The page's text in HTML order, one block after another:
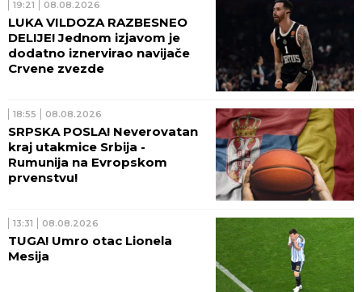
19:21 08.08.2026
LUKA VILDOZA RAZBESNEO
DELIJE! Jednom izjavom je
dodatno iznervirao navijače
Crvene zvezde
18:55 08.08.2026
SRPSKA POSLA! Neverovatan
kraj utakmice Srbija -
Rumunija na Evropskom
prvenstvu!
13:31 08.08.2026
TUGA! Umro otac Lionela
Mesija